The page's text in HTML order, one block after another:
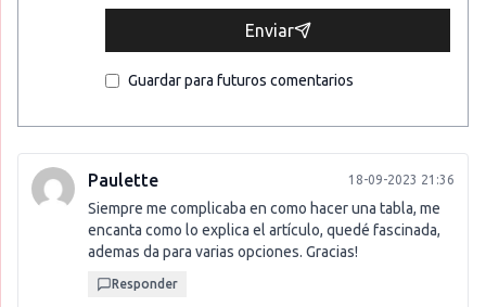
Enviar
Guardar para futuros comentarios
Paulette 18-09-2023 21:36
Siempre me complicaba en como hacer una tabla, me
encanta como lo explica el artículo, quedé fascinada,
ademas da para varias opciones. Gracias!
Responder